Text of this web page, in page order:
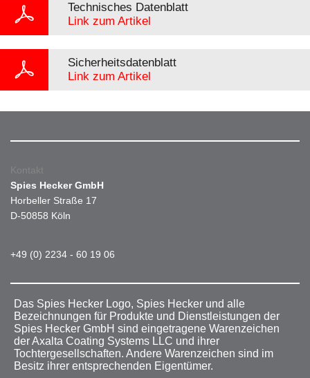
Technisches Datenblatt
Link zum Artikel
Sicherheitsdatenblatt
Link zum Artikel
Kontakt
Spies Hecker GmbH
Horbeller Straße 17
D-50858 Köln
+49 (0) 2234 - 60 19 06
Das Spies Hecker Logo, Spies Hecker und alle
Bezeichnungen für Produkte und Dienstleistungen der
Spies Hecker GmbH sind eingetragene Warenzeichen
der Axalta Coating Systems LLC und ihrer
Tochtergesellschaften. Andere Warenzeichen sind im
Besitz ihrer entsprechenden Eigentümer.